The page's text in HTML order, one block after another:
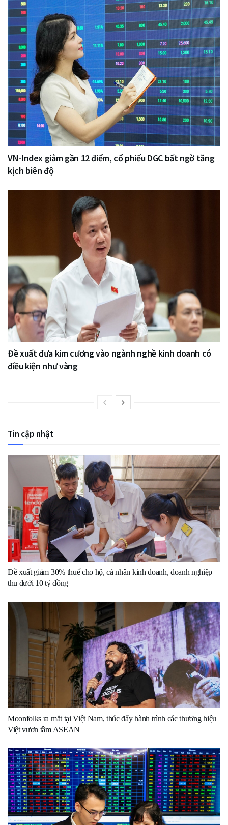
VN-Index giảm gần 12 điểm, cổ phiếu DGC bất ngờ tăng
kịch biên độ
Đề xuất đưa kim cương vào ngành nghề kinh doanh có
điều kiện như vàng
Tin cập nhật
Đề xuất giảm 30% thuế cho hộ, cá nhân kinh doanh, doanh nghiệp
thu dưới 10 tỷ đồng
Moonfolks ra mắt tại Việt Nam, thúc đẩy hành trình các thương hiệu
Việt vươn tầm ASEAN